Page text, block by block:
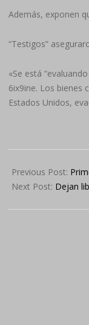
Además, exponen
“Testigos”
«Se está
6ix9ine. Los bienes
Estados Unidos,
04-
18
Previous Post:
Next Post: Dejan